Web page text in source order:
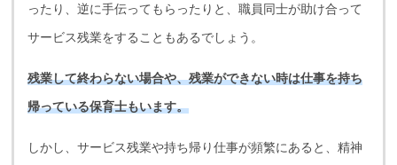
ったり、逆に手伝ってもらったりと、職員同士が助け合って
サービス残業をすることもあるでしょう。
残業して終わらない場合や、残業ができない時は仕事を持ち
帰っている保育士もいます。
しかし、サービス残業や持ち帰り仕事が頻繁にあると、精神